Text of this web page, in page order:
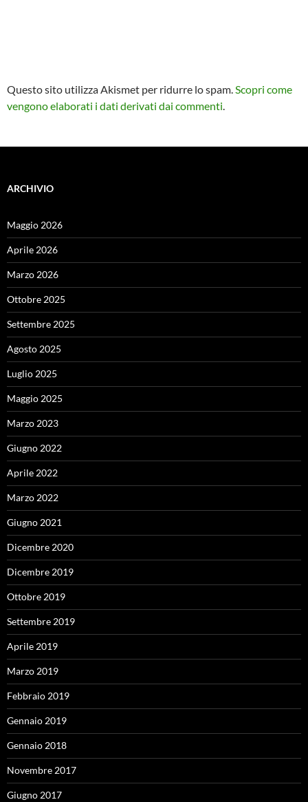
Questo sito utilizza Akismet per ridurre lo spam.Scopri come
vengono elaborati i dati derivati dai commenti.
ARCHIVIO
Maggio 2026
Aprile 2026
Marzo 2026
Ottobre 2025
Settembre 2025
Agosto 2025
Luglio 2025
Maggio 2025
Marzo 2023
Giugno 2022
Aprile 2022
Marzo 2022
Giugno 2021
Dicembre 2020
Dicembre 2019
Ottobre 2019
Settembre 2019
Aprile 2019
Marzo 2019
Febbraio 2019
Gennaio 2019
Gennaio 2018
Novembre 2017
Giugno 2017